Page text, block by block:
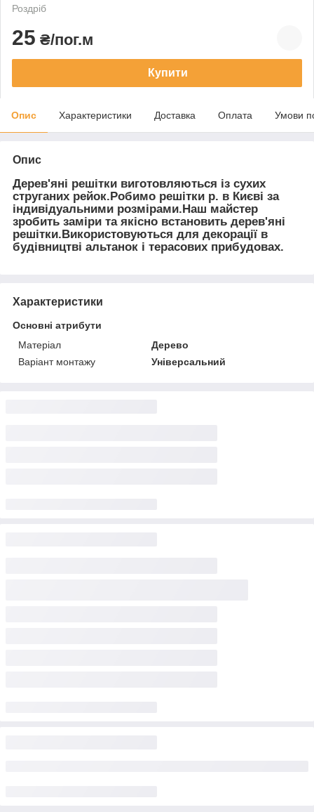
Роздріб
25 ₴/пог.м
Купити
Опис Характеристики Доставка Оплата Умови
Опис
Дерев'яні решітки виготовляються із сухих
струганих рейок.Робимо решітки р. в Києві за
індивідуальними розмірами.Наш майстер
зробить заміри та якісно встановить дерев'яні
решітки.Використовуються для декорації в
будівництві альтанок і терасових прибудовах.
Характеристики
Основні атрибути
Матеріал
Дерево
Варіант монтажу
Універсальний